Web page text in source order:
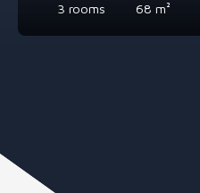
3 rooms 68 m²